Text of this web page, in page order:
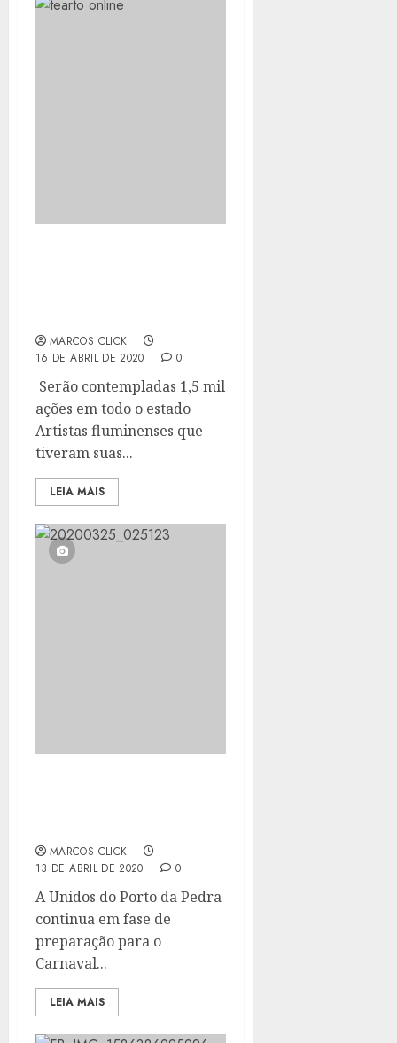
MARCOS CLICK
16 DE ABRIL DE 2020
0
Serão contempladas 1,5 mil
ações em todo o estado
Artistas fluminenses que
tiveram suas...
LEIA MAIS
MARCOS CLICK
13 DE ABRIL DE 2020
0
A Unidos do Porto da Pedra
continua em fase de
preparação para o
Carnaval...
LEIA MAIS